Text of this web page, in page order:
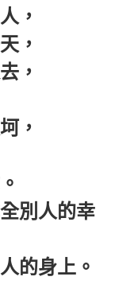
，
，
，
，
別人的幸
的身上。